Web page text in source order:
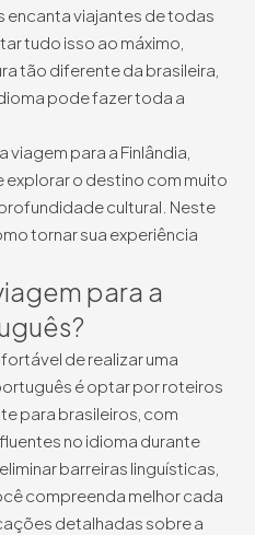
encanta viajantes de todas
tudo isso ao máximo,
tão diferente da brasileira,
pode fazer toda a
para a Finlândia,
explorar o destino com muito
cultural. Neste
tornar sua experiência
para a
de realizar uma
é optar por roteiros
para brasileiros, com
no idioma durante
barreiras linguísticas,
compreenda melhor cada
detalhadas sobre a